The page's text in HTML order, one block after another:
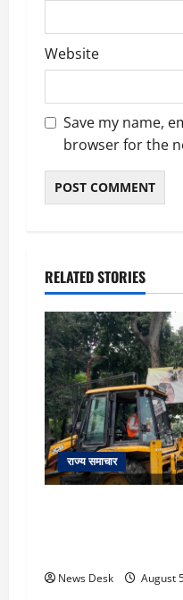
Website
Save my name,
browser for the
RELATED STORIES
राज्य समाचार
News Desk August